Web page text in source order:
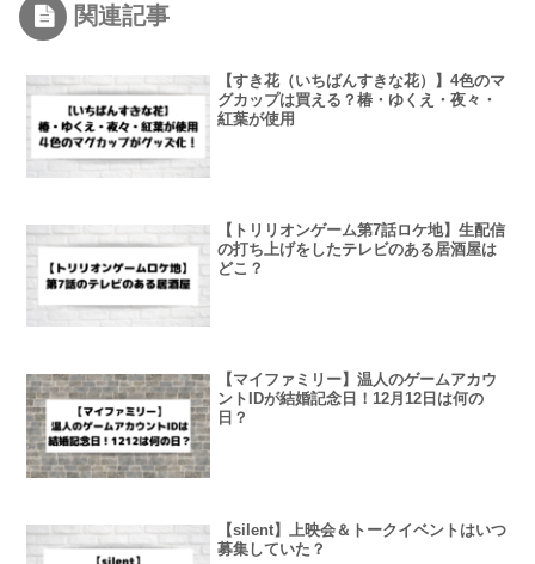
関連記事
【すき花（いちばんすきな花）】4色のマ
グカップは買える？椿・ゆくえ・夜々・
紅葉が使用
【トリリオンゲーム第7話ロケ地】生配信
の打ち上げをしたテレビのある居酒屋は
どこ？
【マイファミリー】温人のゲームアカウ
ントIDが結婚記念日！12月12日は何の
日？
【silent】上映会＆トークイベントはいつ
募集していた？